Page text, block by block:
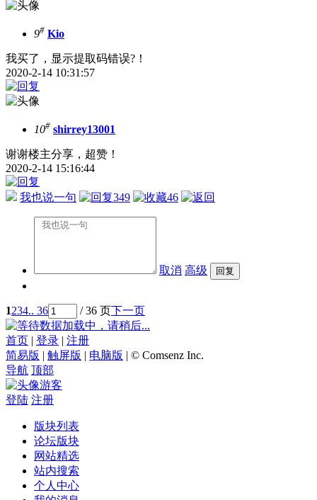
9# Kio
我买了，显示提取码错误?！
2020-2-14 10:31:57
10# shirrey13001
谢谢楼主分享，超赞！
2020-2-14 15:16:44
我也说一句 349 46
取消 高级
1234.. 36 / 36 页下一页
数据加载中，请稍后...
首页 | 登录 | 注册
简易版 | 触屏版 | 电脑版 | © Comsenz Inc.
导航 顶部
游客
登陆 注册
版块列表
论坛版块
网站精选
站内搜索
个人中心